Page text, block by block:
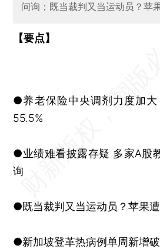
问询；既当裁判又当运动员？苹
【要点】
●养老保险中央调剂力度加
55.5%
●业绩难看披露存疑 多家A股
询
●既当裁判又当运动员？苹果
●新加坡登革热病例单周新增